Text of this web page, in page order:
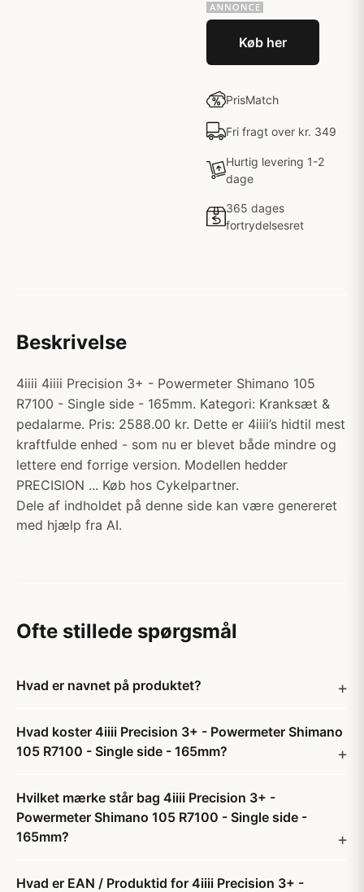
Køb her
PrisMatch
Fri fragt over kr. 349
Hurtig levering 1-2
dage
365 dages
fortrydelsesret
Beskrivelse
4iiii 4iiii Precision 3+ - Powermeter Shimano 105
R7100 - Single side - 165mm. Kategori: Kranksæt &
pedalarme. Pris: 2588.00 kr. Dette er 4iiii’s hidtil mest
kraftfulde enhed - som nu er blevet både mindre og
lettere end forrige version. Modellen hedder
PRECISION ... Køb hos Cykelpartner.
Dele af indholdet på denne side kan være genereret
med hjælp fra AI.
Ofte stillede spørgsmål
Hvad er navnet på produktet?
Hvad koster 4iiii Precision 3+ - Powermeter Shimano
105 R7100 - Single side - 165mm?
Hvilket mærke står bag 4iiii Precision 3+ -
Powermeter Shimano 105 R7100 - Single side -
165mm?
Hvad er EAN / Produktid for 4iiii Precision 3+ -